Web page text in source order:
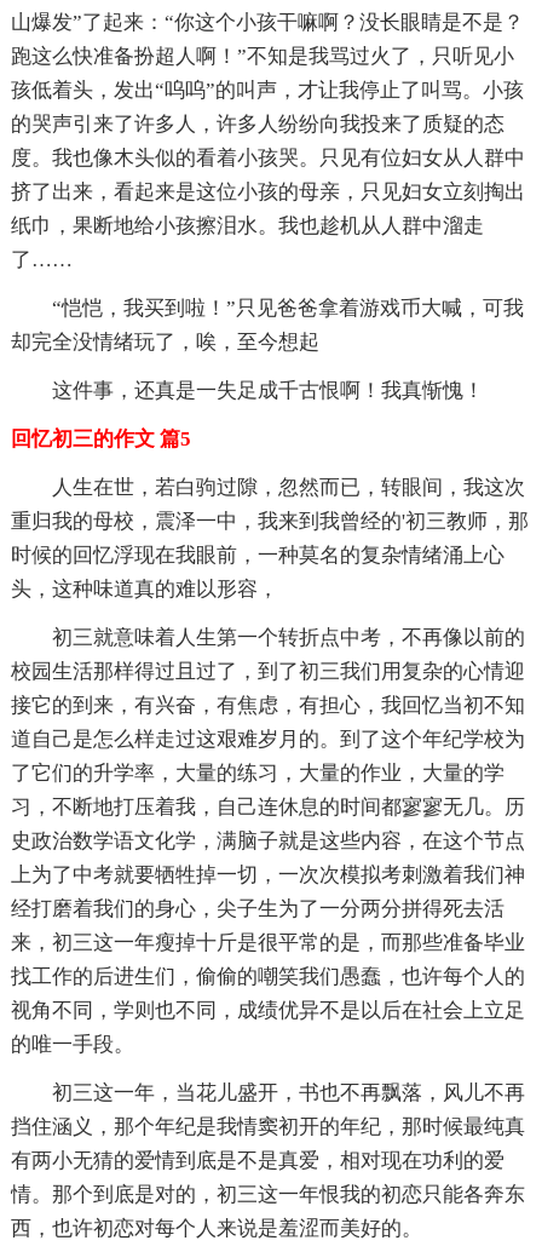
山爆发”了起来：“你这个小孩干嘛啊？没长眼睛是不是？
跑这么快准备扮超人啊！”不知是我骂过火了，只听见小
孩低着头，发出“呜呜”的叫声，才让我停止了叫骂。小孩
的哭声引来了许多人，许多人纷纷向我投来了质疑的态
度。我也像木头似的看着小孩哭。只见有位妇女从人群中
挤了出来，看起来是这位小孩的母亲，只见妇女立刻掏出
纸巾，果断地给小孩擦泪水。我也趁机从人群中溜走
了……
“恺恺，我买到啦！”只见爸爸拿着游戏币大喊，可我
却完全没情绪玩了，唉，至今想起
这件事，还真是一失足成千古恨啊！我真惭愧！
回忆初三的作文 篇5
人生在世，若白驹过隙，忽然而已，转眼间，我这次
重归我的母校，震泽一中，我来到我曾经的'初三教师，那
时候的回忆浮现在我眼前，一种莫名的复杂情绪涌上心
头，这种味道真的难以形容，
初三就意味着人生第一个转折点中考，不再像以前的
校园生活那样得过且过了，到了初三我们用复杂的心情迎
接它的到来，有兴奋，有焦虑，有担心，我回忆当初不知
道自己是怎么样走过这艰难岁月的。到了这个年纪学校为
了它们的升学率，大量的练习，大量的作业，大量的学
习，不断地打压着我，自己连休息的时间都寥寥无几。历
史政治数学语文化学，满脑子就是这些内容，在这个节点
上为了中考就要牺牲掉一切，一次次模拟考刺激着我们神
经打磨着我们的身心，尖子生为了一分两分拼得死去活
来，初三这一年瘦掉十斤是很平常的是，而那些准备毕业
找工作的后进生们，偷偷的嘲笑我们愚蠢，也许每个人的
视角不同，学则也不同，成绩优异不是以后在社会上立足
的唯一手段。
初三这一年，当花儿盛开，书也不再飘落，风儿不再
挡住涵义，那个年纪是我情窦初开的年纪，那时候最纯真
有两小无猜的爱情到底是不是真爱，相对现在功利的爱
情。那个到底是对的，初三这一年恨我的初恋只能各奔东
西，也许初恋对每个人来说是羞涩而美好的。